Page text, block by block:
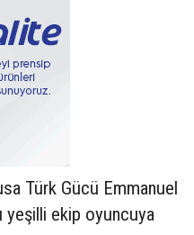
Türk Gücü Emmanuel
yeşilli ekip oyuncuya